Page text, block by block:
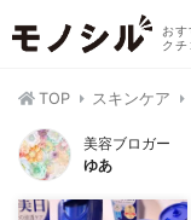
お
クチ
TOP スキンケア
美容ブロガー
ゆあ